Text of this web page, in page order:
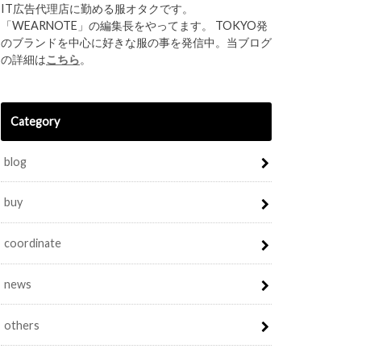
IT広告代理店に勤める服オタクです。
「WEARNOTE」の編集長をやってます。 TOKYO発
のブランドを中心に好きな服の事を発信中。当ブログ
の詳細はこちら。
Category
blog
buy
coordinate
news
others